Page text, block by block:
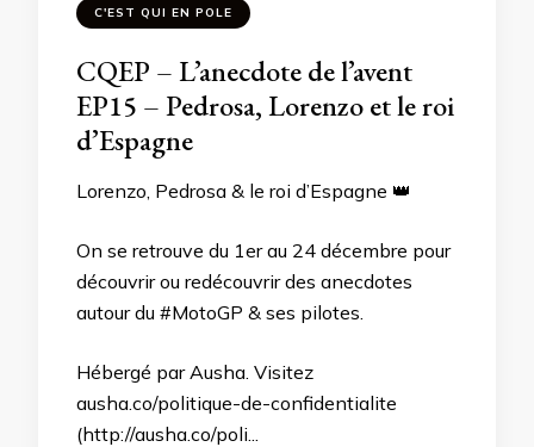
C'EST QUI EN POLE
CQEP – L’anecdote de l’avent
EP15 – Pedrosa, Lorenzo et le roi
d’Espagne
Lorenzo, Pedrosa & le roi d’Espagne 👑
On se retrouve du 1er au 24 décembre pour
découvrir ou redécouvrir des anecdotes
autour du #MotoGP & ses pilotes.
Hébergé par Ausha. Visitez
ausha.co/politique-de-confidentialite
(http://ausha.co/poli...